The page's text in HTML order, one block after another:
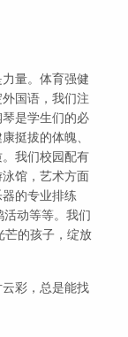
量。体育强健
国语，我们注
是学生们的必
挺拔的体魄、
我们校园配有
馆，艺术方面
的专业排练
动等等。我们
芒的孩子，绽放
彩，总是能找